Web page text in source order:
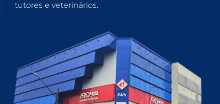
tutores e veterinários.